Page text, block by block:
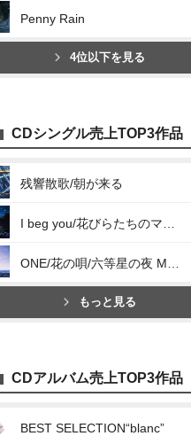
Penny Rain
4位以下を見る
CDシングル売上TOP3作品
残響散歌/朝が来る
もっと見る
CDアルバム売上TOP3作品
BEST SELECTION“blanc”